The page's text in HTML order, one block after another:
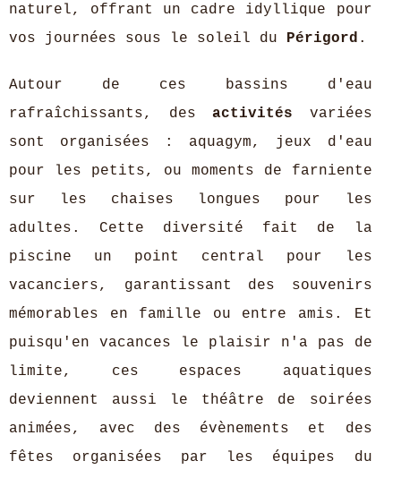
naturel, offrant un cadre idyllique pour
vos journées sous le soleil du Périgord .
Autour de ces bassins d'eau
rafraîchissants, desactivités variées
sont organisées : aquagym, jeux d'eau
pour les petits, ou moments de farniente
sur les chaises longues pour les
adultes. Cette diversité fait de la
piscine un point central pour les
vacanciers, garantissant des souvenirs
mémorables en famille ou entre amis. Et
puisqu'en vacances le plaisir n'a pas de
limite, ces espaces aquatiques
deviennent aussi le théâtre de soirées
animées, avec des évènements et des
fêtes organisées par les équipes du